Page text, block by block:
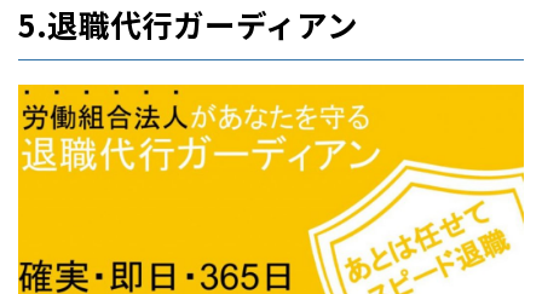
5.退職代行ガーディアン